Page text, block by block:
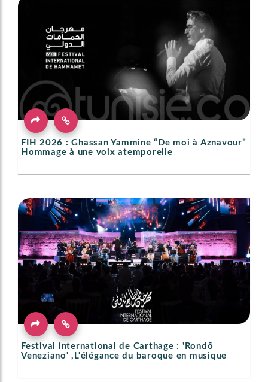
FIH 2026 : Ghassan Yammine “De moi à Aznavour”
Hommage à une voix atemporelle
Festival international de Carthage : 'Rondō
Veneziano' ,L'élégance du baroque en musique